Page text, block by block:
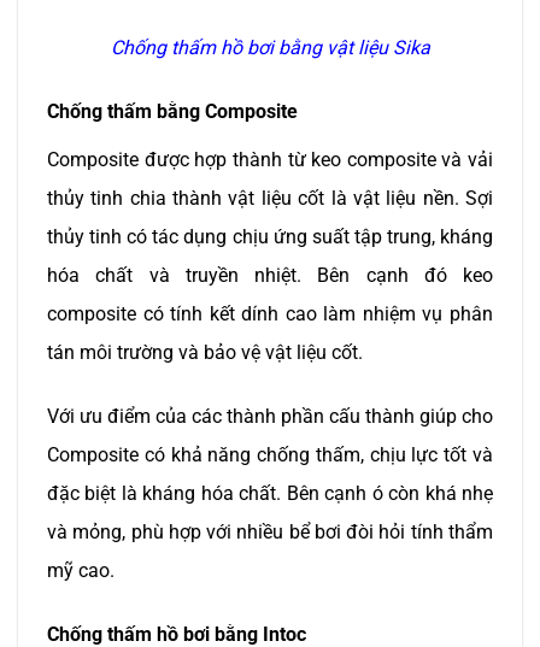
Chống thấm hồ bơi bằng vật liệu Sika
Chống thấm bằng Composite
Composite được hợp thành từ keo composite và vải
thủy tinh chia thành vật liệu cốt là vật liệu nền. Sợi
thủy tinh có tác dụng chịu ứng suất tập trung, kháng
hóa chất và truyền nhiệt. Bên cạnh đó keo
composite có tính kết dính cao làm nhiệm vụ phân
tán môi trường và bảo vệ vật liệu cốt.
Với ưu điểm của các thành phần cấu thành giúp cho
Composite có khả năng chống thấm, chịu lực tốt và
đặc biệt là kháng hóa chất. Bên cạnh ó còn khá nhẹ
và mỏng, phù hợp với nhiều bể bơi đòi hỏi tính thẩm
mỹ cao.
Chống thấm hồ bơi bằng Intoc